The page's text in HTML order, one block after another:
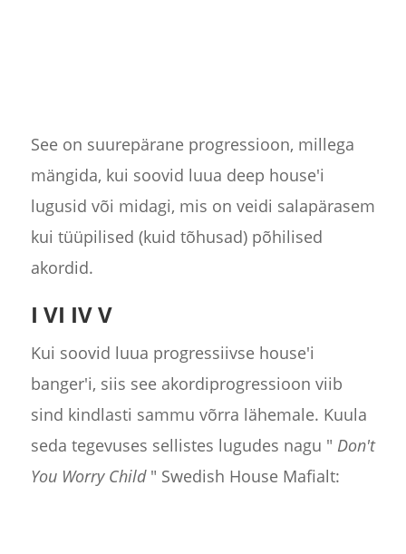
See on suurepärane progressioon, millega
mängida, kui soovid luua deep house'i
lugusid või midagi, mis on veidi salapärasem
kui tüüpilised (kuid tõhusad) põhilised
akordid.
I VI IV V
Kui soovid luua progressiivse house'i
banger'i, siis see akordiprogressioon viib
sind kindlasti sammu võrra lähemale. Kuula
seda tegevuses sellistes lugudes nagu " Don't
You Worry Child" Swedish House Mafialt: